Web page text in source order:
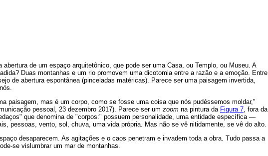
abertura de um espaço arquitetônico, que pode ser uma Casa, ou Templo, ou Museu. A
Duas montanhas e um rio promovem uma dicotomia entre a razão e a emoção. Entre
de abertura espontânea (pinceladas matéricas). Parece ser uma paisagem invertida,
paisagem, mas é um corpo, como se fosse uma coisa que nós pudéssemos moldar,"
pessoal, 23 dezembro 2017). Parece ser um zoom na pintura da Figura 7 , fora da
que denomina de "corpos:" possuem personalidade, uma entidade específica —
pessoas, vento, sol, chuva, uma vida própria. Mas não se vê nitidamente, se vê do alto.
desaparecem. As agitações e o caos penetram e invadem toda a obra. Tudo passa a
se vislumbrar um mar de montanhas.